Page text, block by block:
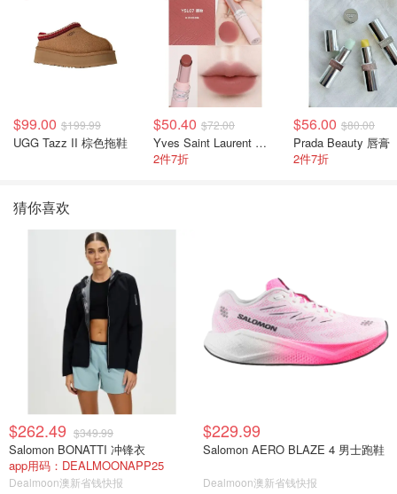
$99.00 $199.99
UGG Tazz II 棕色拖鞋
$50.40 $72.00
Yves Saint Laurent 裸粉管
2件7折
$56.00 $80.00
Prada Beauty 唇膏
2件7折
猜你喜欢
$262.49 $349.99
Salomon BONATTI 冲锋衣
app用码：DEALMOONAPP25
Dealmoon澳新省钱快报
$229.99
Salomon AERO BLAZE 4 男士跑鞋
Dealmoon澳新省钱快报